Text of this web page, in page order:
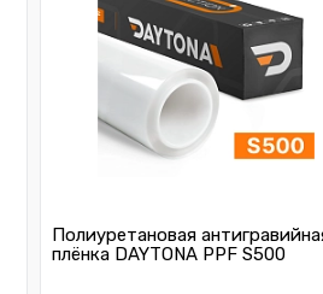
Полиуретановая
плёнка DAYTONA PPF S500